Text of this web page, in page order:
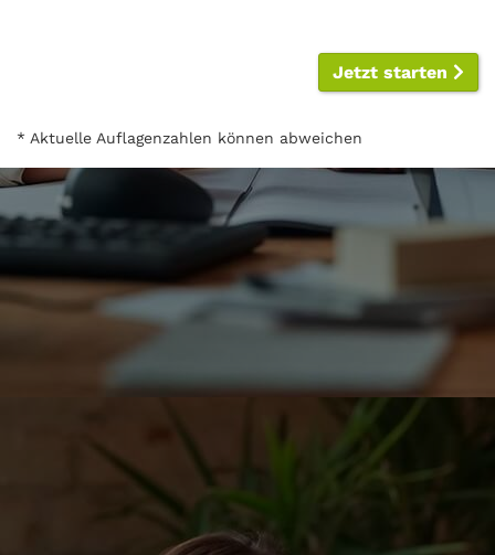
Jetzt starten
* Aktuelle Auflagenzahlen können abweichen